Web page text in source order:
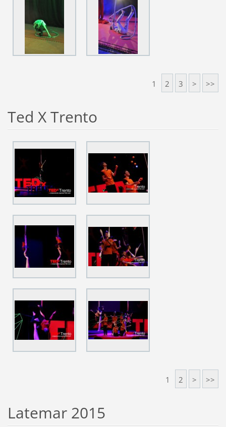
1 2 3 > >>
Ted X Trento
1 2 > >>
Latemar 2015